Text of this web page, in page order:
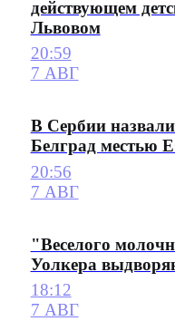
действующем
Львовом
20:59
7 АВГ
В Сербии назвали
Белград местью
20:56
7 АВГ
"Веселого
Уолкера
18:12
7 АВГ